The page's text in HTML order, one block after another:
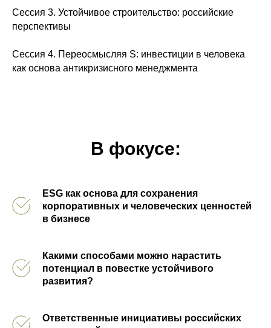
Сессия 3. Устойчивое строительство: российские
перспективы
Сессия 4. Переосмысляя S: инвестиции в человека
как основа антикризисного менеджмента
В фокусе:
ESG как основа для сохранения
корпоративных и человеческих ценностей
в бизнесе
Какими способами можно нарастить
потенциал в повестке устойчивого
развития?
Ответственные инициативы российских